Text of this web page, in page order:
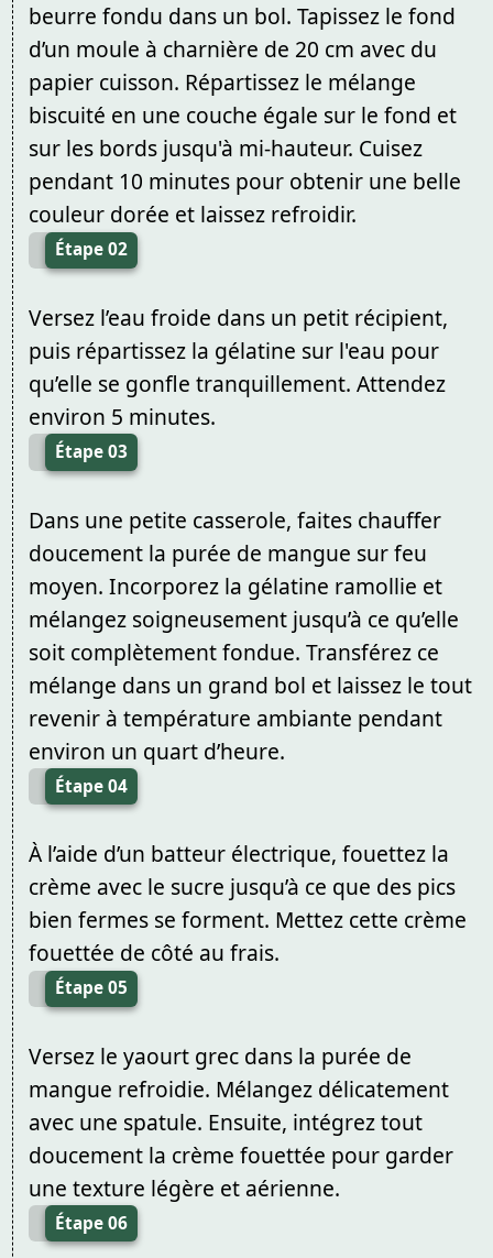
beurre fondu dans un bol. Tapissez le fond
d’un moule à charnière de 20 cm avec du
papier cuisson. Répartissez le mélange
biscuité en une couche égale sur le fond et
sur les bords jusqu'à mi-hauteur. Cuisez
pendant 10 minutes pour obtenir une belle
couleur dorée et laissez refroidir.
Étape 02
Versez l’eau froide dans un petit récipient,
puis répartissez la gélatine sur l'eau pour
qu’elle se gonfle tranquillement. Attendez
environ 5 minutes.
Étape 03
Dans une petite casserole, faites chauffer
doucement la purée de mangue sur feu
moyen. Incorporez la gélatine ramollie et
mélangez soigneusement jusqu’à ce qu’elle
soit complètement fondue. Transférez ce
mélange dans un grand bol et laissez le tout
revenir à température ambiante pendant
environ un quart d’heure.
Étape 04
À l’aide d’un batteur électrique, fouettez la
crème avec le sucre jusqu’à ce que des pics
bien fermes se forment. Mettez cette crème
fouettée de côté au frais.
Étape 05
Versez le yaourt grec dans la purée de
mangue refroidie. Mélangez délicatement
avec une spatule. Ensuite, intégrez tout
doucement la crème fouettée pour garder
une texture légère et aérienne.
Étape 06